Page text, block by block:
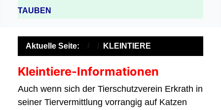
TAUBEN
Aktuelle Seite: KLEINTIERE
Kleintiere-Informationen
Auch wenn sich der Tierschutzverein Erkrath in
seiner Tiervermittlung vorrangig auf Katzen